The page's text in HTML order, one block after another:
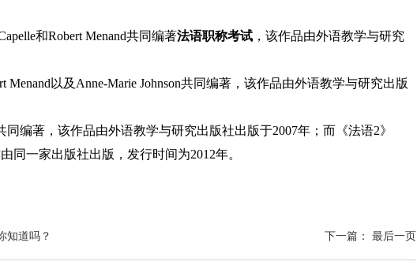
和Robert Menand共同编著法语职称考试 ，该作品由外语教学与研究
Menand以及Anne-Marie Johnson共同编著，该作品由外语教学与研究出版
同编著，该作品由外语教学与研究出版社出版于2007年；而《法语2》
同一家出版社出版，发行时间为2012年。
知道吗？ 下一篇： 最后一页